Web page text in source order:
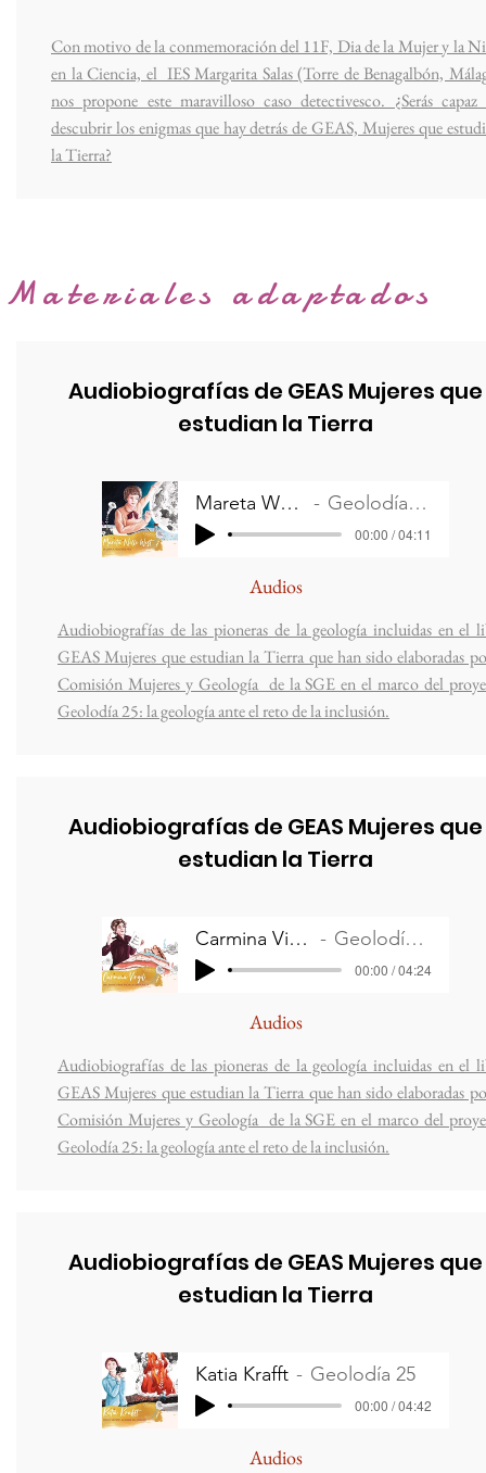
Con motivo de la conmemoración del 11F, Dia de la Mujer y la
en la Ciencia, el IES Margarita Salas (Torre de Benagalbón,
nos propone este maravilloso caso detectivesco. ¿Serás capaz
descubrir los enigmas que hay detrás de GEAS, Mujeres que
la Tierra?
Materiales adaptados
Audiobiografías de GEAS Mujeres que
estudian la Tierra
Mareta West Geolodía 25
00:00 / 04:11
Audios
Audiobiografías de las pioneras de la geología incluidas en el
GEAS Mujeres que estudian la Tierra que han sido elaboradas
Comisión Mujeres y Geología de la SGE en el marco del
Geolodía 25: la geología ante el reto de la inclusión.
Audiobiografías de GEAS Mujeres que
estudian la Tierra
Carmina Virgili Geolodía 25
00:00 / 04:24
Audios
Audiobiografías de las pioneras de la geología incluidas en el
GEAS Mujeres que estudian la Tierra que han sido elaboradas
Comisión Mujeres y Geología de la SGE en el marco del
Geolodía 25: la geología ante el reto de la inclusión.
Audiobiografías de GEAS Mujeres que
estudian la Tierra
Katia Krafft Geolodía 25
00:00 / 04:42
Audios